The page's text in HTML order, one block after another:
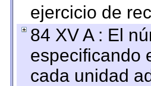
ejercicio de
84 XV A : El
especificando
cada unidad